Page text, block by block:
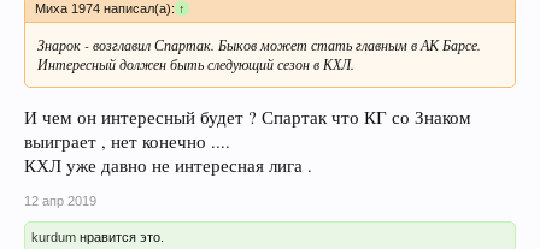
Миха 1974 написал(а):↑
Знарок - возглавил Спартак. Быков может стать главным в АК Барсе.
Интересный должен быть следующий сезон в КХЛ.
И чем он интересный будет ? Спартак что КГ со Знаком
выиграет , нет конечно ....
КХЛ уже давно не интересная лига .
12 апр 2019
kurdum нравится это.